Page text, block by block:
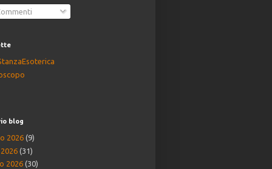
blog
2026 (9)
(31)
2026 (30)